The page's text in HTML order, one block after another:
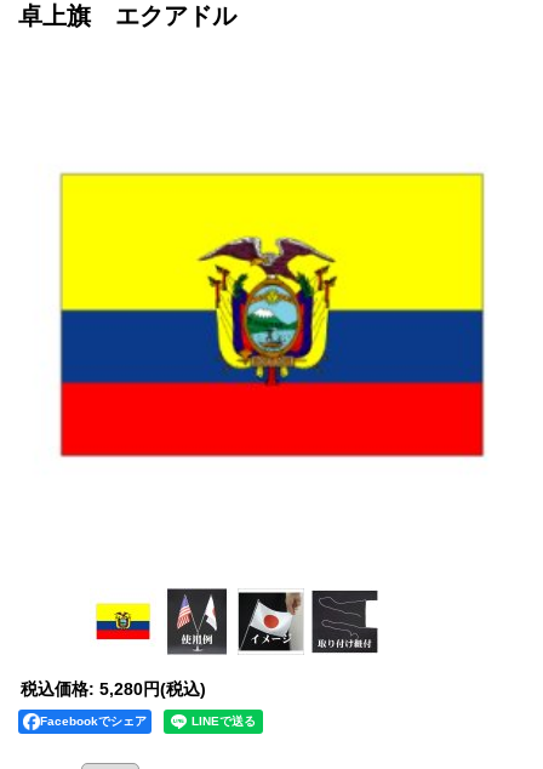
卓上旗 エクアドル
税込価格: 5,280円(税込)
Facebookでシェア